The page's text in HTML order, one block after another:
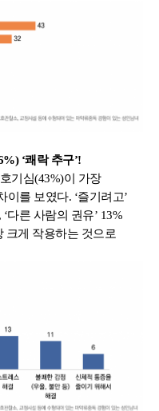
‘쾌락 추구’!
기심(43%)이 가장
를 보였다. ‘즐기려고’
‘다른 사람의 권유’ 13%
크게 작용하는 것으로